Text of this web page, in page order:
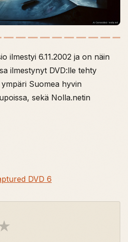
ilmestyi 6.11.2002 ja on näin
ilmestynyt DVD:lle tehty
Suomea hyvin
sekä Nolla.netin
DVD 6